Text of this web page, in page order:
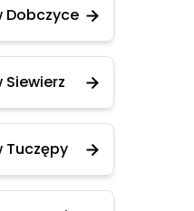
Dobczyce
Tuczępy